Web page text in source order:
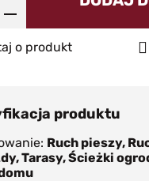
o produkt
produktu
Ruch pieszy,
Tarasy, Ścieżki